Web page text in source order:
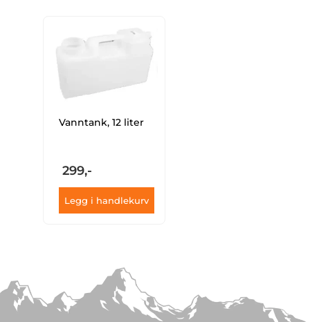
Vanntank, 12 liter
299,-
Legg i handlekurv